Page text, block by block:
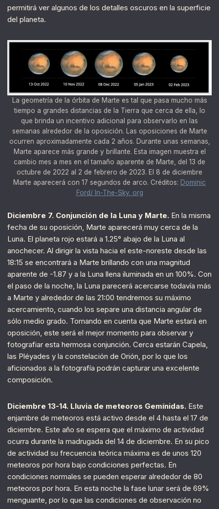
permitirá ver algunos de los detalles oscuros en la superficie
del planeta.
La geometría de la órbita de Marte es tal que pasa mucho más
tiempo a grandes distancias de la Tierra que cerca de ella, lo
que brinda un incentivo adicional para observarlo en las
semanas alrededor de la oposición. Las oposiciones de Marte
ocurren aproximadamente cada 2 años. Durante unas semanas,
Marte aparece más grande y brillante. Esta imagen muestra el
cambio mes a mes en el tamaño aparente de Marte, del 13 de
octubre de 2022 al 2 de febrero de 2023. El 8 de diciembre
Marte aparecerá con 17 segundos de arco. Créditos: Dominic
Ford/ In-The-Sky. org
Diciembre 7. Conjunción de la Luna y Marte. En la misma
fecha de su oposición, Marte aparecerá muy cerca de la
Luna. El planeta rojo estará a 1.25° abajo de la Luna al
anochecer. Al dirigir la vista hacia el este-noreste desde las
18:15 se encontrará a Marte brillando con una magnitud
aparente de -1.87 y a la Luna llena iluminada en un 100%. Con
el paso de la noche, la Luna parecerá acercarse todavía más
a Marte y alrededor de las 21:00 tendremos su máximo
acercamiento, cuando los separe una distancia angular de
sólo medio grado. Tomando en cuenta que Marte estará en
oposición, este será el mejor momento para observar y
fotografiar esta hermosa conjunción. Cerca estarán Capela,
las Pléyades y la constelación de Orión, por lo que los
aficionados a la fotografía podrán capturar una excelente
composición.
Diciembre 13-14. Lluvia de meteoros Gemínidas. Este
enjambre de meteoros está activo desde el 4 hasta el 17 de
diciembre. Este año se espera que el máximo de actividad
ocurra durante la madrugada del 14 de diciembre. En su pico
de actividad su frecuencia teórica máxima es de unos 120
meteoros por hora bajo condiciones perfectas. En
condiciones normales se pueden esperar alrededor de 80
meteoros por hora. En esta noche la fase lunar será de 69%
menguante, por lo que las condiciones de observación no